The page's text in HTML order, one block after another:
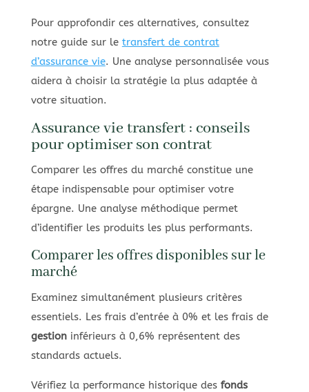
Pour approfondir ces alternatives, consultez
notre guide sur le transfert de contrat
d’assurance vie. Une analyse personnalisée vous
aidera à choisir la stratégie la plus adaptée à
votre situation.
Assurance vie transfert : conseils
pour optimiser son contrat
Comparer les offres du marché constitue une
étape indispensable pour optimiser votre
épargne. Une analyse méthodique permet
d’identifier les produits les plus performants.
Comparer les offres disponibles sur le
marché
Examinez simultanément plusieurs critères
essentiels. Les frais d’entrée à 0% et les frais de
gestioninférieurs à 0,6% représentent des
standards actuels.
Vérifiez la performance historique des fonds